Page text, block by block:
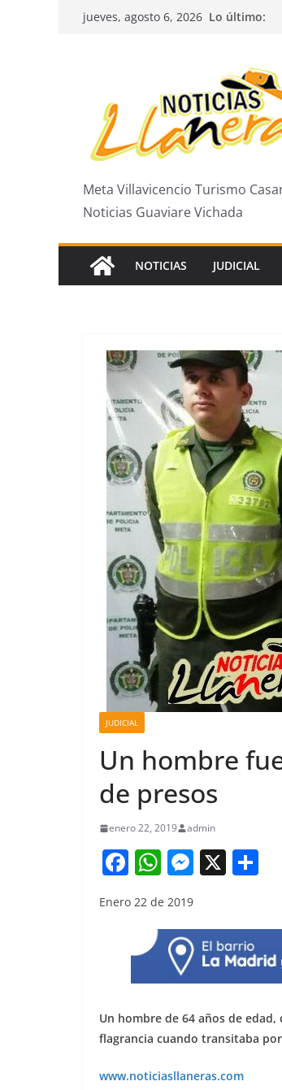
Saltarjueves, agosto 6, 2026 Lo último:
Meta Villavicencio Turismo
Noticias Guaviare Vichada
NOTICIAS JUDICIAL
JUDICIAL
Un hombre
de presos
enero 22, 2019 admin
F
c
b
o
o
k
W
at
s
A
p
p
M
e
n
g
er
X
e
Enero 22 de 2019
Un hombre de 64 años de
flagrancia cuando transitaba
www.noticiasllaneras.com